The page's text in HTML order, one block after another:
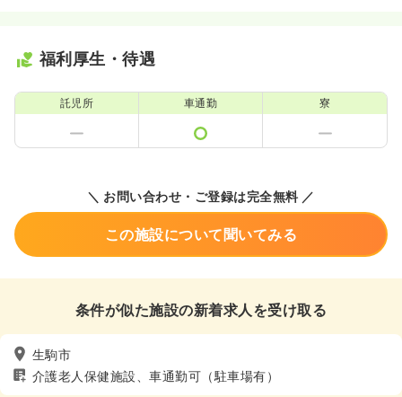
福利厚生・待遇
託児所 車通勤 寮
＼ お問い合わせ・ご登録は完全無料 ／
この施設について聞いてみる
条件が似た施設の新着求人を受け取る
生駒市
介護老人保健施設、車通勤可（駐車場有）